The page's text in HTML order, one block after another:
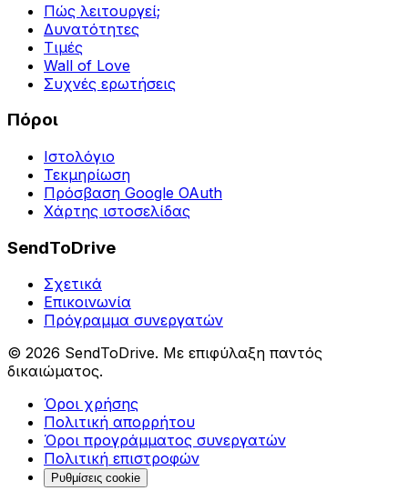
Πώς λειτουργεί;
Δυνατότητες
Τιμές
Wall of Love
Συχνές ερωτήσεις
Πόροι
Ιστολόγιο
Τεκμηρίωση
Πρόσβαση Google OAuth
Χάρτης ιστοσελίδας
SendToDrive
Σχετικά
Επικοινωνία
Πρόγραμμα συνεργατών
© 2026 SendToDrive. Με επιφύλαξη παντός
δικαιώματος.
Όροι χρήσης
Πολιτική απορρήτου
Όροι προγράμματος συνεργατών
Πολιτική επιστροφών
Ρυθμίσεις cookie